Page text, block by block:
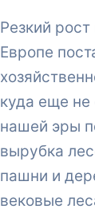
Резкий
Европе
куда еще не
нашей эры
вырубка
пашни и
вековые